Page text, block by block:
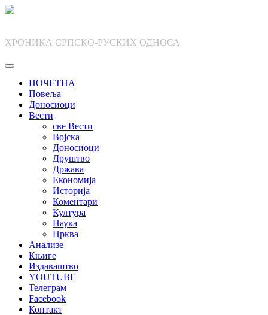
Skip
ХРОНИКА СРПСКО-РУСКИХ ОДНОСА
ПОЧЕТНА
Повеља
Доносиоци
Вести
све Вести
Војска
Доносиоци
Друштво
Држава
Економија
Историја
Коментари
Култура
Наука
Црква
Анализе
Књиге
Издаваштво
YOUTUBE
Телеграм
Facebook
Контакт